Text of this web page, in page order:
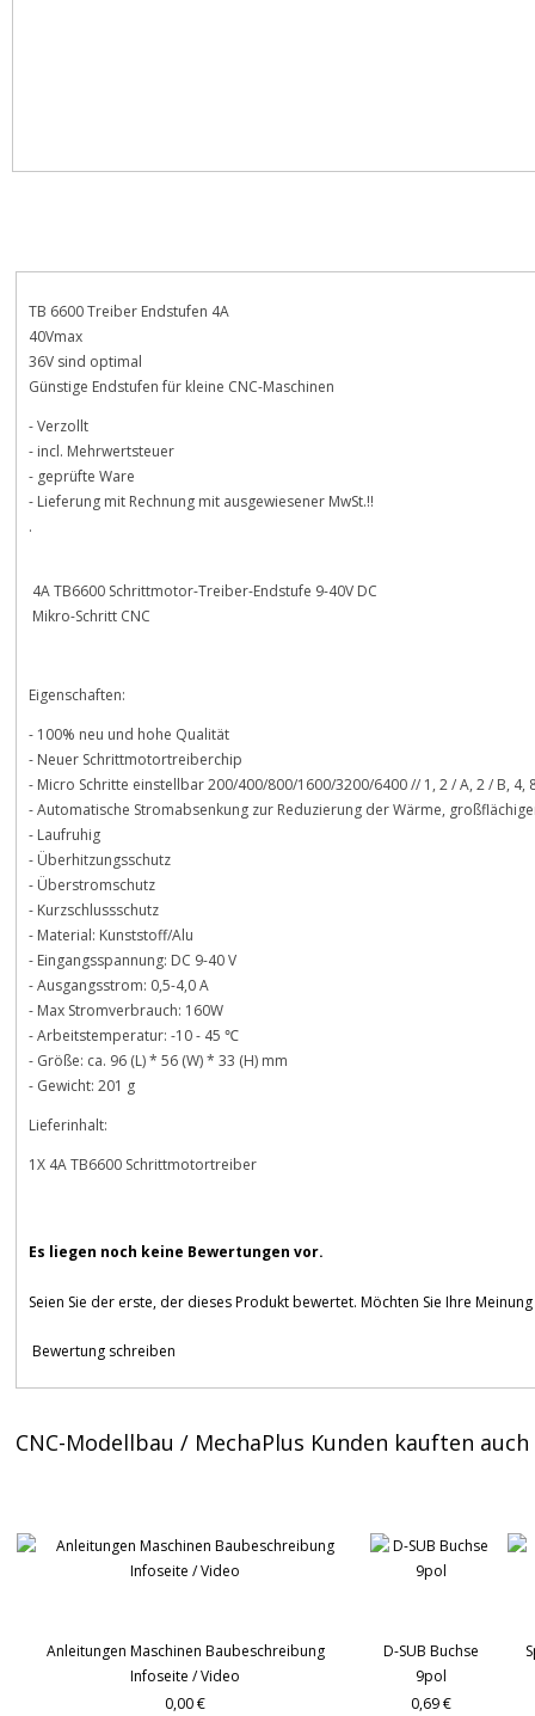
TB 6600 Treiber Endstufen 4A
40Vmax
36V sind optimal
Günstige Endstufen für kleine CNC-Maschinen
- Verzollt
- incl. Mehrwertsteuer
- geprüfte Ware
- Lieferung mit Rechnung mit ausgewiesener MwSt.!!
.
4A TB6600 Schrittmotor-Treiber-Endstufe 9-40V DC
Mikro-Schritt CNC
Eigenschaften:
- 100% neu und hohe Qualität
- Neuer Schrittmotortreiberchip
- Micro Schritte einstellbar 200/400/800/1600/3200/6400 // 1, 2 / A, 2 / B, 4,
- Automatische Stromabsenkung zur Reduzierung der Wärme,
- Laufruhig
- Überhitzungsschutz
- Überstromschutz
- Kurzschlussschutz
- Material: Kunststoff/Alu
- Eingangsspannung: DC 9-40 V
- Ausgangsstrom: 0,5-4,0 A
- Max Stromverbrauch: 160W
- Arbeitstemperatur: -10 - 45 ℃
- Größe: ca. 96 (L) * 56 (W) * 33 (H) mm
- Gewicht: 201 g
Lieferinhalt:
1X 4A TB6600 Schrittmotortreiber
Es liegen noch keine Bewertungen vor.
Seien Sie der erste, der dieses Produkt bewertet. Möchten Sie Ihre
Bewertung schreiben
CNC-Modellbau / MechaPlus Kunden kauften auch
Anleitungen Maschinen Baubeschreibung
Infoseite / Video
0,00 €
D-SUB Buchse
9pol
0,69 €